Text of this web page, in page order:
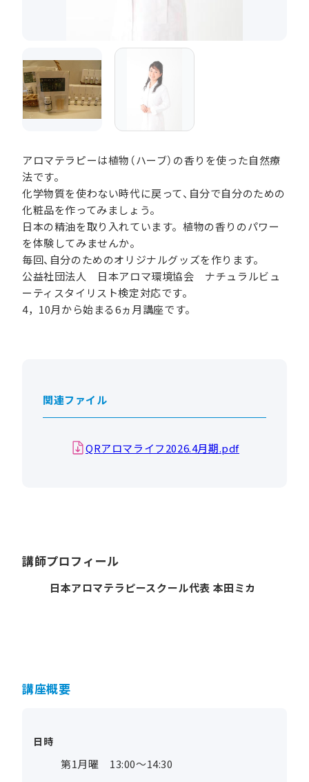
アロマテラピーは植物（ハーブ）の香りを使った自然療
法です。
化学物質を使わない時代に戻って、自分で自分のための
化粧品を作ってみましょう。
日本の精油を取り入れています。植物の香りのパワー
を体験してみませんか。
毎回、自分のためのオリジナルグッズを作ります。
公益社団法人 日本アロマ環境協会 ナチュラルビュ
ーティスタイリスト検定対応です。
4，10月から始まる6ヵ月講座です。
関連ファイル
QRアロマライフ2026.4月期.pdf
講師プロフィール
日本アロマテラピースクール代表 本田ミカ
講座概要
日時
第1月曜 13:00～14:30